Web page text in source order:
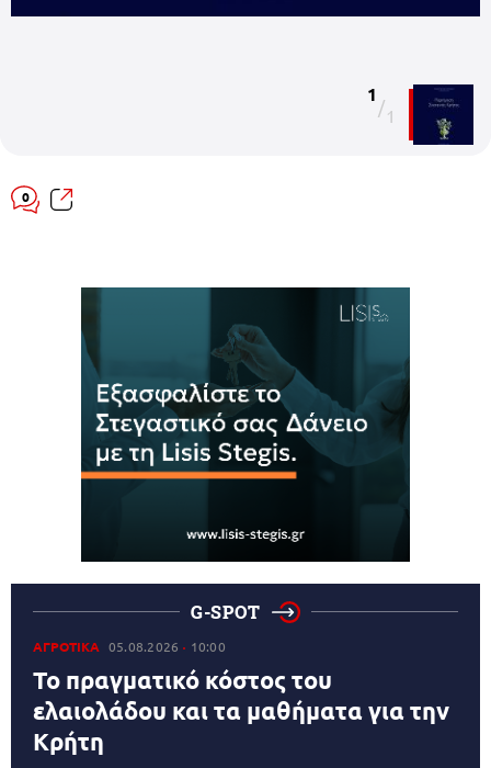
1
/1
0
G-SPOT
ΑΓΡΟΤΙΚΑ 05.08.2026 10:00
Το πραγματικό κόστος του
ελαιολάδου και τα μαθήματα για την
Κρήτη